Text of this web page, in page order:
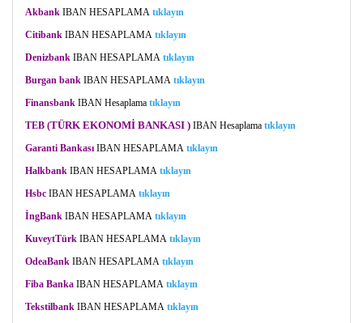
Akbank IBAN HESAPLAMA tıklayın
Citibank IBAN HESAPLAMA tıklayın
Denizbank IBAN HESAPLAMA tıklayın
Burgan bank IBAN HESAPLAMA tıklayın
Finansbank IBAN Hesaplama tıklayın
TEB (TÜRK EKONOMİ BANKASI ) IBAN Hesaplama tıklayın
Garanti Bankası IBAN HESAPLAMA tıklayın
Halkbank IBAN HESAPLAMA tıklayın
Hsbc IBAN HESAPLAMA tıklayın
İngBank IBAN HESAPLAMA tıklayın
KuveytTürk IBAN HESAPLAMA tıklayın
OdeaBank IBAN HESAPLAMA tıklayın
Fiba Banka IBAN HESAPLAMA tıklayın
Tekstilbank IBAN HESAPLAMA tıklayın